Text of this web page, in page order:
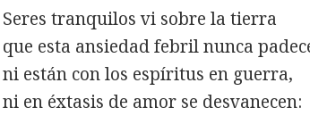
Seres tranquilos vi sobre la tierra
que esta ansiedad febril nunca
ni están con los espíritus en guerra,
ni en éxtasis de amor se desvanecen: